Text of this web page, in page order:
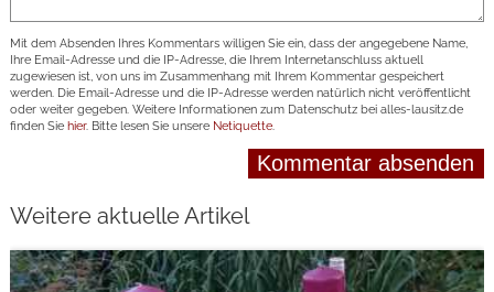
Mit dem Absenden Ihres Kommentars willigen Sie ein, dass der angegebene Name,
Ihre Email-Adresse und die IP-Adresse, die Ihrem Internetanschluss aktuell
zugewiesen ist, von uns im Zusammenhang mit Ihrem Kommentar gespeichert
werden. Die Email-Adresse und die IP-Adresse werden natürlich nicht veröffentlicht
oder weiter gegeben. Weitere Informationen zum Datenschutz bei alles-lausitz.de
finden Sie hier. Bitte lesen Sie unsere Netiquette.
Weitere aktuelle Artikel
weiterlesen